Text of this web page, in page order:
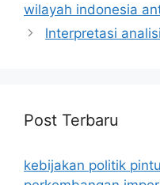
wilayah indonesia
lnterpretasi
Post Terbaru
kebijakan politik